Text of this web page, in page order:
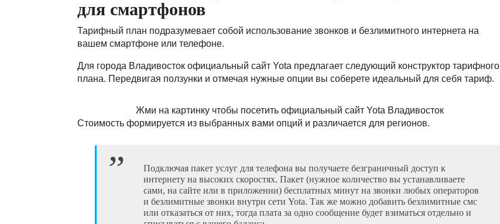
для смартфонов
Тарифный план подразумевает собой использование звонков и безлимитного интернета на
вашем смартфоне или телефоне.
Для города Владивосток официальный сайт Yota предлагает следующий конструктор тарифного
плана. Передвигая ползунки и отмечая нужные опции вы соберете идеальный для себя тариф.
Жми на картинку чтобы посетить официальный сайт Yota Владивосток
Стоимость формируется из выбранных вами опций и различается для регионов.
Подключая пакет услуг для телефона вы получаете безграничный доступ к
интернету на высоких скоростях. Пакет (нужное количество вы устанавливаете
сами, на сайте или в приложении) бесплатных минут на звонки любых операторов
и безлимитные звонки внутри сети Yota. Так же можно добавить безлимитные смс
или отказаться от них, тогда плата за одно сообщение будет взиматься отдельно и